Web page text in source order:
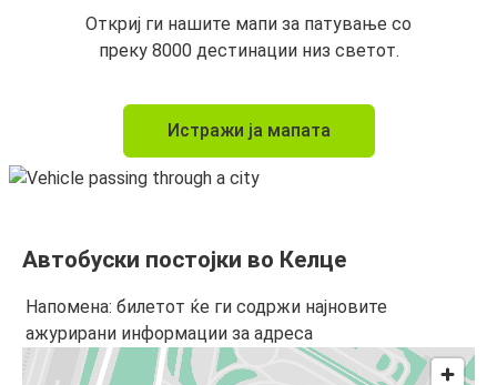
Откриј ги нашите мапи за патување со
преку 8000 дестинации низ светот.
Истражи ја мапата
Автобуски постојки во Келце
Напомена: билетот ќе ги содржи најновите
ажурирани информации за адреса